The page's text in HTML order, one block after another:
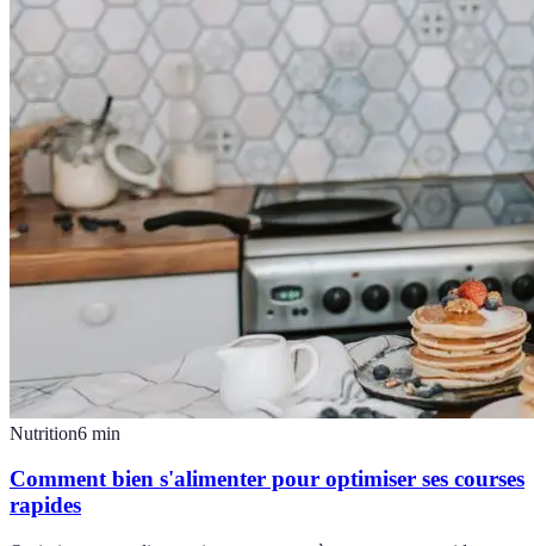
Nutrition6 min
Comment bien s'alimenter pour optimiser ses courses
rapides